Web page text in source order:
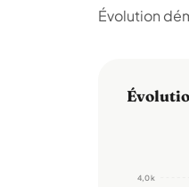
Évolution
4,0 k